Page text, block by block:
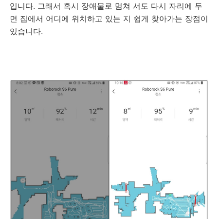
입니다. 그래서 혹시 장애물로 멈쳐 서도 다시 자리에 두
면 집에서 어디에 위치하고 있는 지 쉽게 찾아가는 장점이
있습니다.